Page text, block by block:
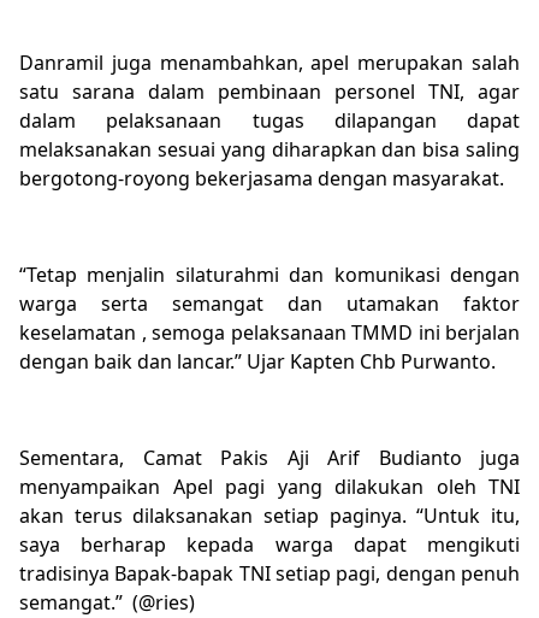
Danramil juga menambahkan, apel merupakan salah
satu sarana dalam pembinaan personel TNI, agar
dalam pelaksanaan tugas dilapangan dapat
melaksanakan sesuai yang diharapkan dan bisa saling
bergotong-royong bekerjasama dengan masyarakat.
“Tetap menjalin silaturahmi dan komunikasi dengan
warga serta semangat dan utamakan faktor
keselamatan , semoga pelaksanaan TMMD ini berjalan
dengan baik dan lancar.” Ujar Kapten Chb Purwanto.
Sementara, Camat Pakis Aji Arif Budianto juga
menyampaikan Apel pagi yang dilakukan oleh TNI
akan terus dilaksanakan setiap paginya. “Untuk itu,
saya berharap kepada warga dapat mengikuti
tradisinya Bapak-bapak TNI setiap pagi, dengan penuh
semangat.” (@ries)